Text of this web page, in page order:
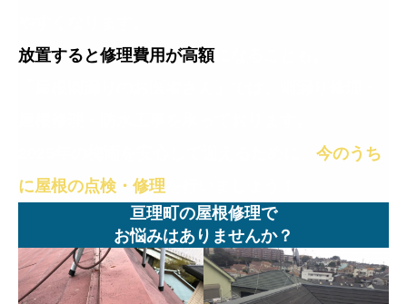
放置すると修理費用が高額になることも。
今のうち
に屋根の点検・修理
亘理町の屋根修理で
お悩みはありませんか？